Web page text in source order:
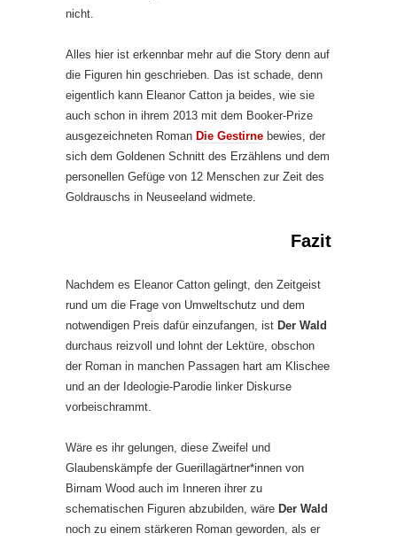
nicht.
Alles hier ist erkennbar mehr auf die Story denn auf
die Figuren hin geschrieben. Das ist schade, denn
eigentlich kann Eleanor Catton ja beides, wie sie
auch schon in ihrem 2013 mit dem Booker-Prize
ausgezeichneten Roman Die Gestirne bewies, der
sich dem Goldenen Schnitt des Erzählens und dem
personellen Gefüge von 12 Menschen zur Zeit des
Goldrauschs in Neuseeland widmete.
Fazit
Nachdem es Eleanor Catton gelingt, den Zeitgeist
rund um die Frage von Umweltschutz und dem
notwendigen Preis dafür einzufangen, ist Der Wald
durchaus reizvoll und lohnt der Lektüre, obschon
der Roman in manchen Passagen hart am Klischee
und an der Ideologie-Parodie linker Diskurse
vorbeischrammt.
Wäre es ihr gelungen, diese Zweifel und
Glaubenskämpfe der Guerillagärtner*innen von
Birnam Wood auch im Inneren ihrer zu
schematischen Figuren abzubilden, wäre Der Wald
noch zu einem stärkeren Roman geworden, als er